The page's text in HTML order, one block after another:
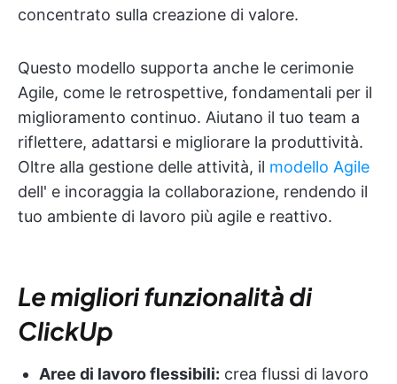
concentrato sulla creazione di valore.
Questo modello supporta anche le cerimonie
Agile, come le retrospettive, fondamentali per il
miglioramento continuo. Aiutano il tuo team a
riflettere, adattarsi e migliorare la produttività.
Oltre alla gestione delle attività, il modello Agile
dell' e incoraggia la collaborazione, rendendo il
tuo ambiente di lavoro più agile e reattivo.
Le migliori funzionalità di
ClickUp
Aree di lavoro flessibili: crea flussi di lavoro